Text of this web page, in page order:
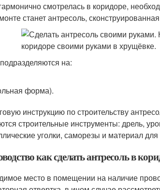
смотрелась в коридоре,
станет антресоль,
на:
форма).
инструкцию по строительству
строительные инструменты: дрель,
уголки, саморезы и материал
как сделать антресоль в
место в помещении на наличие